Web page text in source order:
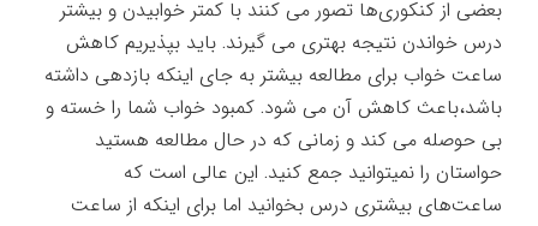
بعضی از کنکوری‌ها تصور می کنند با کمتر خوابیدن و بیشتر
درس خواندن نتیجه بهتری می گیرند. باید بپذیریم کاهش
ساعت خواب برای مطالعه بیشتر به جای اینکه بازدهی داشته
باشد،باعث کاهش آن می شود. کمبود خواب شما را خسته و
بی حوصله می کند و زمانی که در حال مطالعه هستید
حواستان را نمیتوانید جمع کنید. این عالی است که
ساعت‌های بیشتری درس بخوانید اما برای اینکه از ساعت